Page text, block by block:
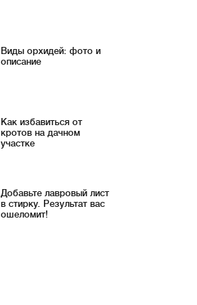
Виды орхидей: фото и
описание
Как избавиться от
кротов на дачном
участке
Добавьте лавровый лист
в стирку. Результат вас
ошеломит!